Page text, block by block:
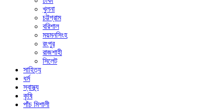
খুলনা
চট্টগ্রাম
বরিশাল
ময়মনসিংহ
রংপুর
রাজশাহী
সিলেট
সাহিত্য
ধর্ম
স্বাস্থ্য
কৃষি
পাঁচ মিশালী